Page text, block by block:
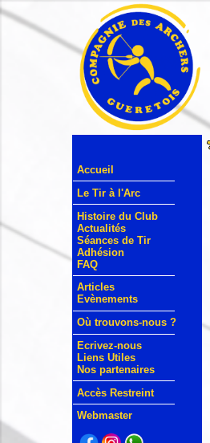
Accueil
Le Tir à l'Arc
Histoire du Club
Actualités
Séances de Tir
Adhésion
FAQ
Articles
Evènements
Où trouvons-nous ?
Ecrivez-nous
Liens Utiles
Nos partenaires
Accès Restreint
Webmaster